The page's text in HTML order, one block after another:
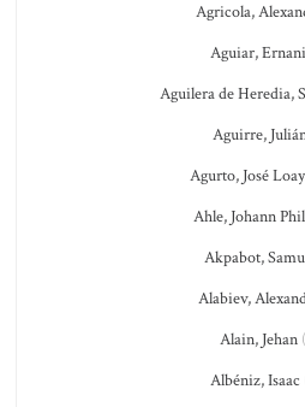
Agricola,
Aguiar, Ernani
Aguilera de Heredia,
Aguirre,
Agurto, José
Ahle, Johann
Akpabot,
Alabiev,
Alain, Jehan
Albéniz, Isaac